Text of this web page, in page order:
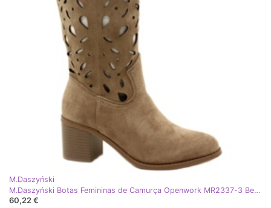
M.Daszyński
M.Daszyński Botas Femininas de Camurça Openwork MR2337-3 Bege
60,22 €